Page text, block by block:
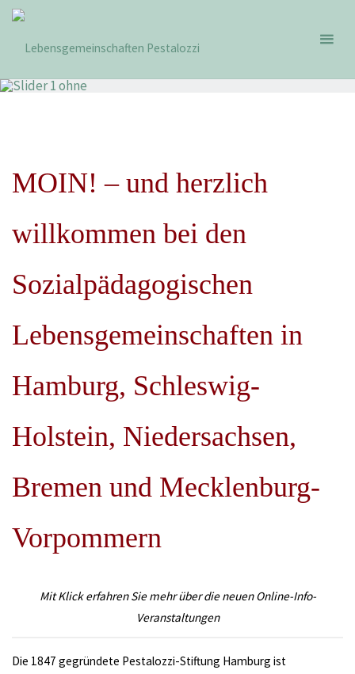
Zum
springen
MOIN! – und herzlich
willkommen bei den
Sozialpädagogischen
Lebensgemeinschaften in
Hamburg, Schleswig-
Holstein, Niedersachsen,
Bremen und Mecklenburg-
Vorpommern
Mit Klick erfahren Sie mehr über die neuen Online-Info-
Veranstaltungen
Die 1847 gegründete Pestalozzi-Stiftung Hamburg ist